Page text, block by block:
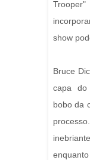
show
Bruce
capa do
bobo da